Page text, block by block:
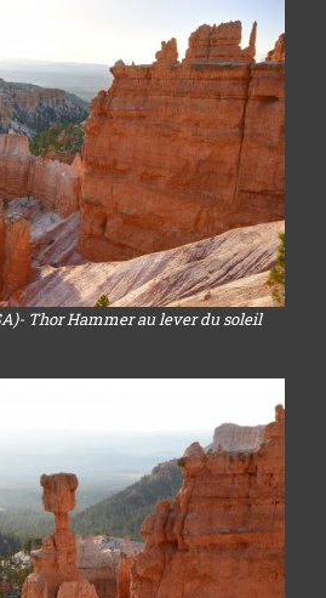
Thor Hammer au lever du soleil